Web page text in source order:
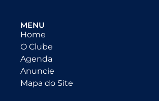
MENU
Home
O Clube
Agenda
Anuncie
Mapa do Site